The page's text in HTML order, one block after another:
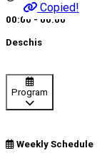
Copied!
00:00 - 00:00
Deschis
Program
Weekly Schedule